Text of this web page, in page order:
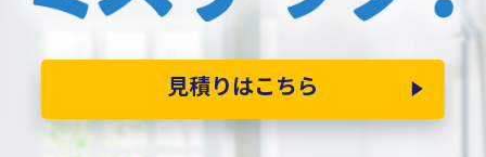
見積りはこちら